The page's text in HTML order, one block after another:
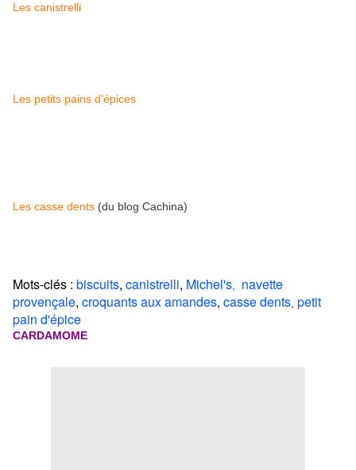
Les canistrelli
Les petits pains d'épices
Les casse dents (du blog Cachina)
Mots-clés : biscuits, canistrelli, Michel's navette
provençale, croquants aux amandes, casse dents petit
pain d'épice
CARDAMOME